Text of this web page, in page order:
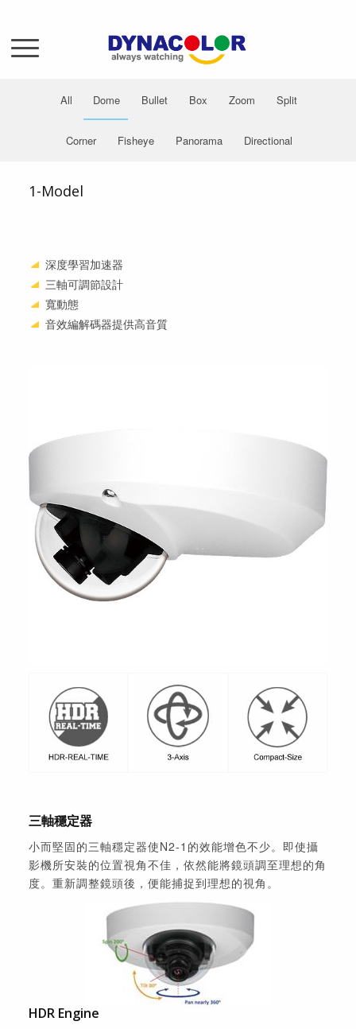
All Dome Bullet Box Zoom Split
Corner Fisheye Panorama Directional
1-Model
深度學習加速器
三軸可調節設計
寬動態
音效編解碼器提供高音質
三軸穩定器
小而堅固的三軸穩定器使N2-1的效能增色不少。即使攝
影機所安裝的位置視角不佳，依然能將鏡頭調至理想的角
度。重新調整鏡頭後，便能捕捉到理想的視角。
HDR Engine